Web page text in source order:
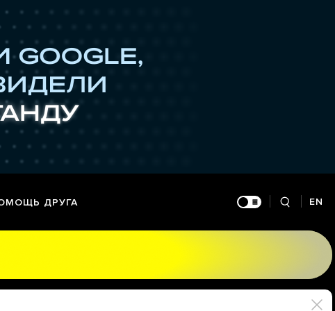
ДРУГА EN